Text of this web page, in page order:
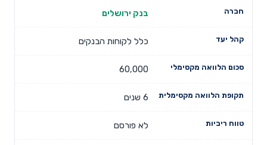
בנק ירושלים
כלל לקוחות הבנקים
60,000
6 שנים
לא פורסם